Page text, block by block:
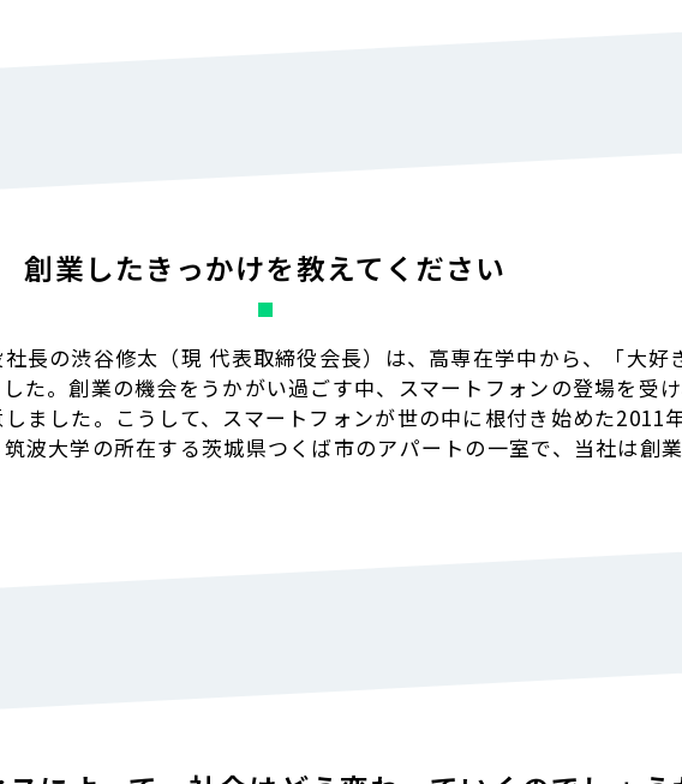
創業したきっかけを教えてください
長の渋谷修太（現 代表取締役会長）は、高専在学中から、「大好
た。創業の機会をうかがい過ごす中、スマートフォンの登場を受
ました。こうして、スマートフォンが世の中に根付き始めた2011
波大学の所在する茨城県つくば市のアパートの一室で、当社は創業